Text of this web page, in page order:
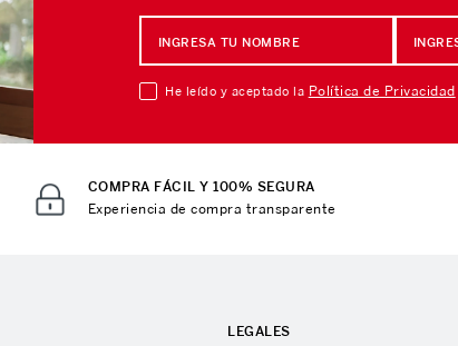
He leído y aceptado la Política de Privacidad
COMPRA FÁCIL Y 100% SEGURA
Experiencia de compra transparente
LEGALES